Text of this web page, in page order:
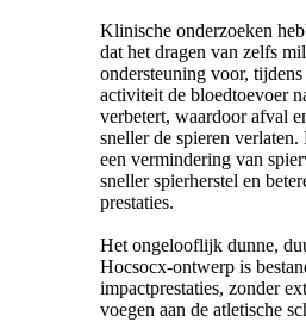
Klinische onderzoeken
dat het dragen van zelfs
ondersteuning voor,
activiteit de bloedtoevoer
verbetert, waardoor afval
sneller de spieren verlaten.
een vermindering van
sneller spierherstel en
prestaties.
Het ongelooflijk dunne,
Hocsocx-ontwerp is
impactprestaties, zonder
voegen aan de atletische